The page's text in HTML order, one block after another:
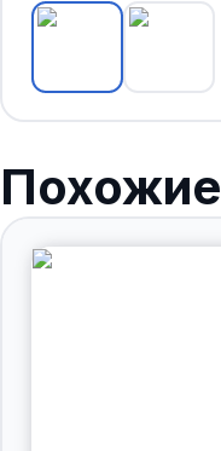
Похожие